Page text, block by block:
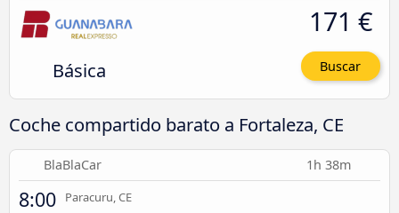
Básica
171 €
Buscar
Coche compartido barato a Fortaleza, CE
BlaBlaCar 1h 38m
8:00 Paracuru, CE